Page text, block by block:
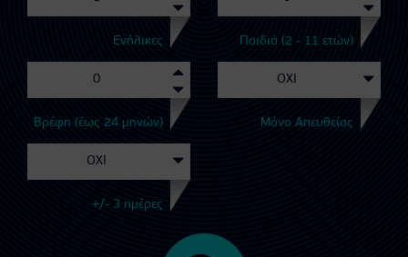
Ενήλικες Παιδιά (2 - 11 ετών)
Βρέφη (έως 24 μηνών) Μόνο Απευθείας
+/- 3 ημέρες